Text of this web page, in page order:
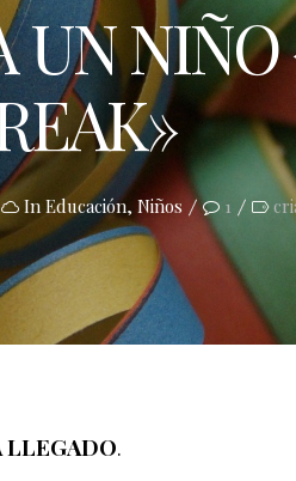
UN
InEducación, Niños 1
.